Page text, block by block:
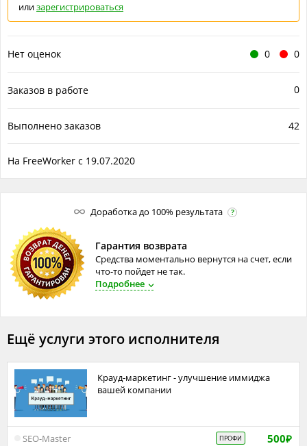
Доработка до 100% результата ?
Гарантия возврата
Средства моментально вернутся на счет, если
что-то пойдет не так.
Подробнее
илизарегистрироваться
0 0
Нет оценок
0
Заказов в работе
42
Выполнено заказов
На FreeWorker с 19.07.2020
Ещё услуги этого исполнителя
Крауд-маркетинг - улучшение иммиджа
вашей компании
500₽
ПРОФИ
SEO-Master